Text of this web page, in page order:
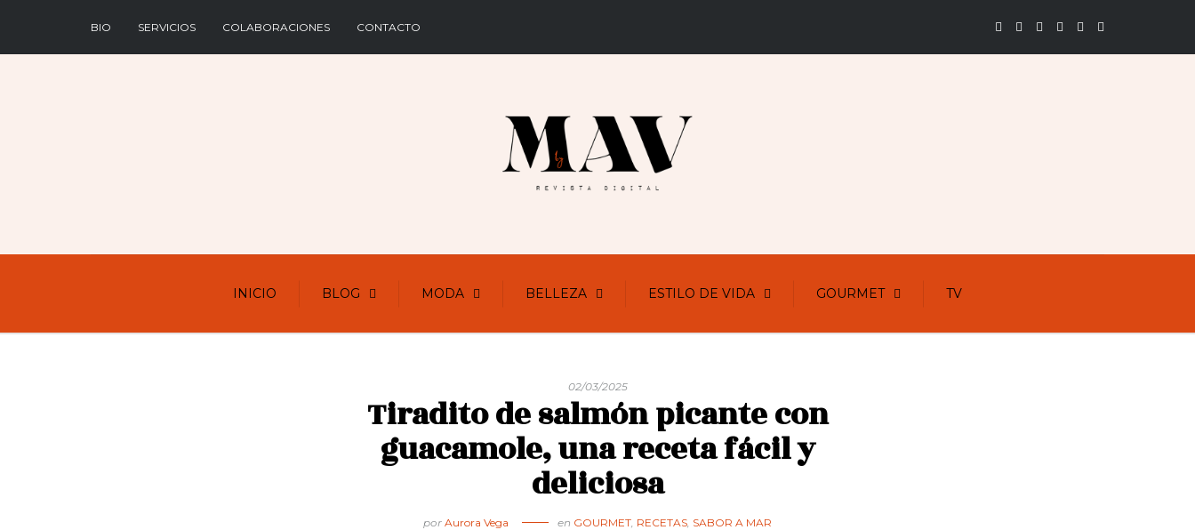
BIO SERVICIOS COLABORACIONES CONTACTO
INICIO BLOG MODA BELLEZA ESTILO DE VIDA GOURMET TV
02/03/2025
Tiradito de salmón picante con
guacamole, una receta fácil y
deliciosa
por Aurora Vega en GOURMET, RECETAS, SABOR A MAR